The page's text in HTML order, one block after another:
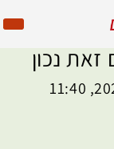
נכון